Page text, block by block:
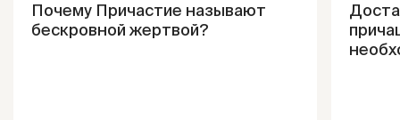
Почему Причастие называют
бескровной жертвой?